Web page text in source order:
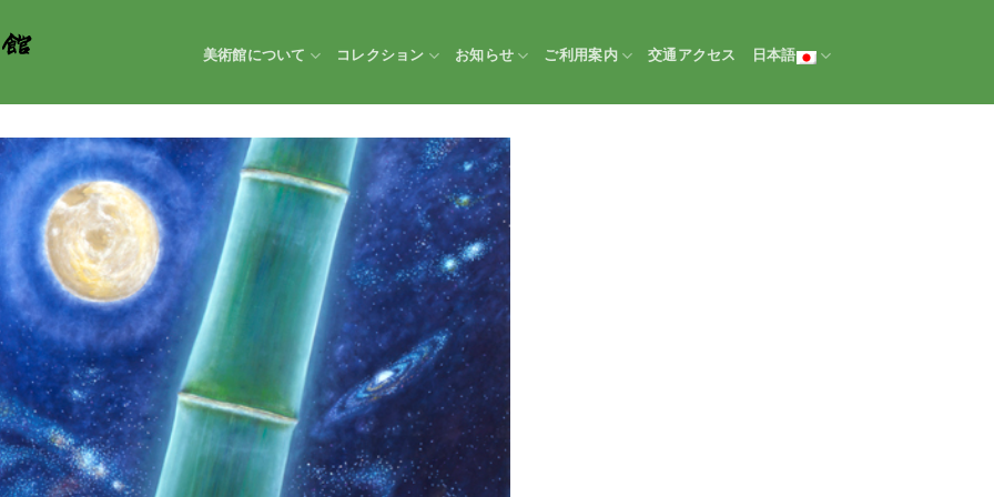
美術館について コレクション お知らせ ご利用案内 交通アクセス 日本語